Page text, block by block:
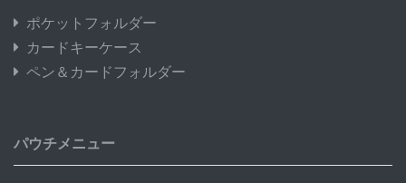
ポケットフォルダー
カードキーケース
ペン＆カードフォルダー
パウチメニュー